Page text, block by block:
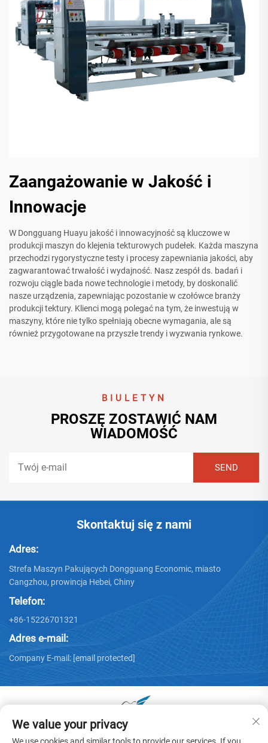
Zaangażowanie w Jakość i
Innowacje
W Dongguang Huayu jakość i innowacyjność są kluczowe w
produkcji maszyn do klejenia tekturowych pudełek. Każda maszyna
przechodzi rygorystyczne testy i procesy zapewniania jakości, aby
zagwarantować trwałość i wydajność. Nasz zespół ds. badań i
rozwoju ciągle bada nowe technologie i metody, by doskonalić
nasze urządzenia, zapewniając pozostanie w czołówce branży
produkcji tektury. Klienci mogą polegać na tym, że inwestują w
maszyny, które nie tylko spełniają obecne wymagania, ale są
również przygotowane na przyszłe trendy i wyzwania rynkowe.
BIULETYN
PROSZĘ ZOSTAWIĆ NAM
WIADOMOŚĆ
Skontaktuj się z nami
Adres:
Strefa Maszyn Pakujących Dongguang Economic, miasto
Cangzhou, prowincja Hebei, Chiny
Telefon:
+86-15226701321
Adres e-mail:
Company E-mail: [email protected]
Prawa autorskie © 2025 by Dongguang Huayu Carton
We value your privacy